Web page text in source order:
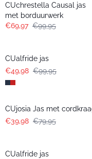
CUchrestella Causal jas
met borduurwerk
€69,97 €99,95
CUalfride jas
€49,98 €99,95
-50%
CUjosia Jas met
€39,98 €79,95
CUalfride jas